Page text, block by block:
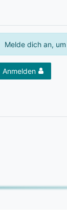
Melde dich an,
Anmelden